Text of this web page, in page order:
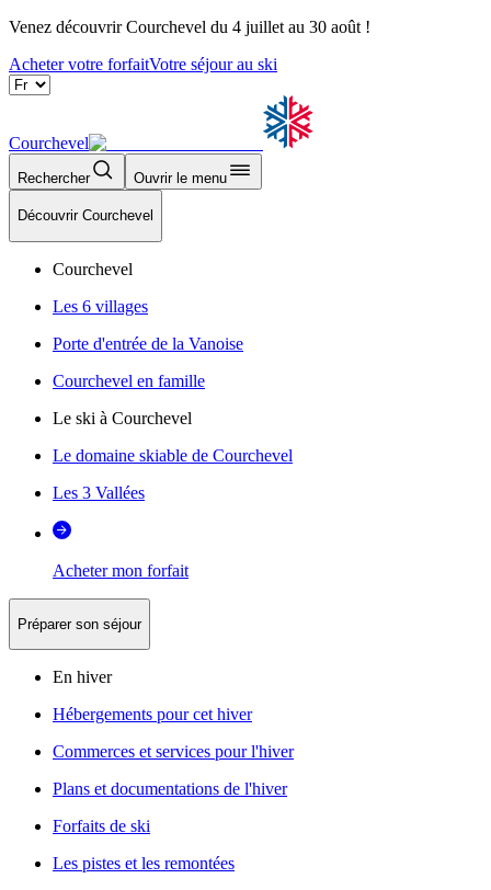
Venez découvrir Courchevel du 4 juillet au 30 août !
Acheter votre forfaitVotre séjour au ski
Courchevel
Rechercher Ouvrir le menu
Découvrir Courchevel
Courchevel
Les 6 villages
Porte d'entrée de la Vanoise
Courchevel en famille
Le ski à Courchevel
Le domaine skiable de Courchevel
Les 3 Vallées
Acheter mon forfait
Préparer son séjour
En hiver
Hébergements pour cet hiver
Commerces et services pour l'hiver
Plans et documentations de l'hiver
Forfaits de ski
Les pistes et les remontées